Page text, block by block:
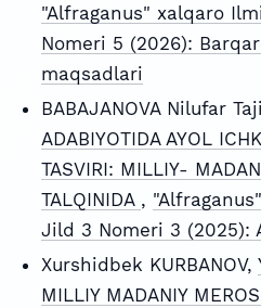
"Alfraganus" xalqaro
Nomeri 5 (2026):
maqsadlari
BABAJANOVA Nilufar
ADABIYOTIDA AYOL
TASVIRI: MILLIY-
TALQINIDA ,
Jild 3 Nomeri 3 (2025):
Xurshidbek KURBANOV,
MILLIY MADANIY